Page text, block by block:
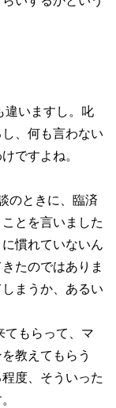
いますし。叱
、何も言わない
ですよね。
のときに、臨済
とを言いました
慣れていないん
たのではありま
まうか、あるい
てもらって、マ
教えてもらう
度、そういった